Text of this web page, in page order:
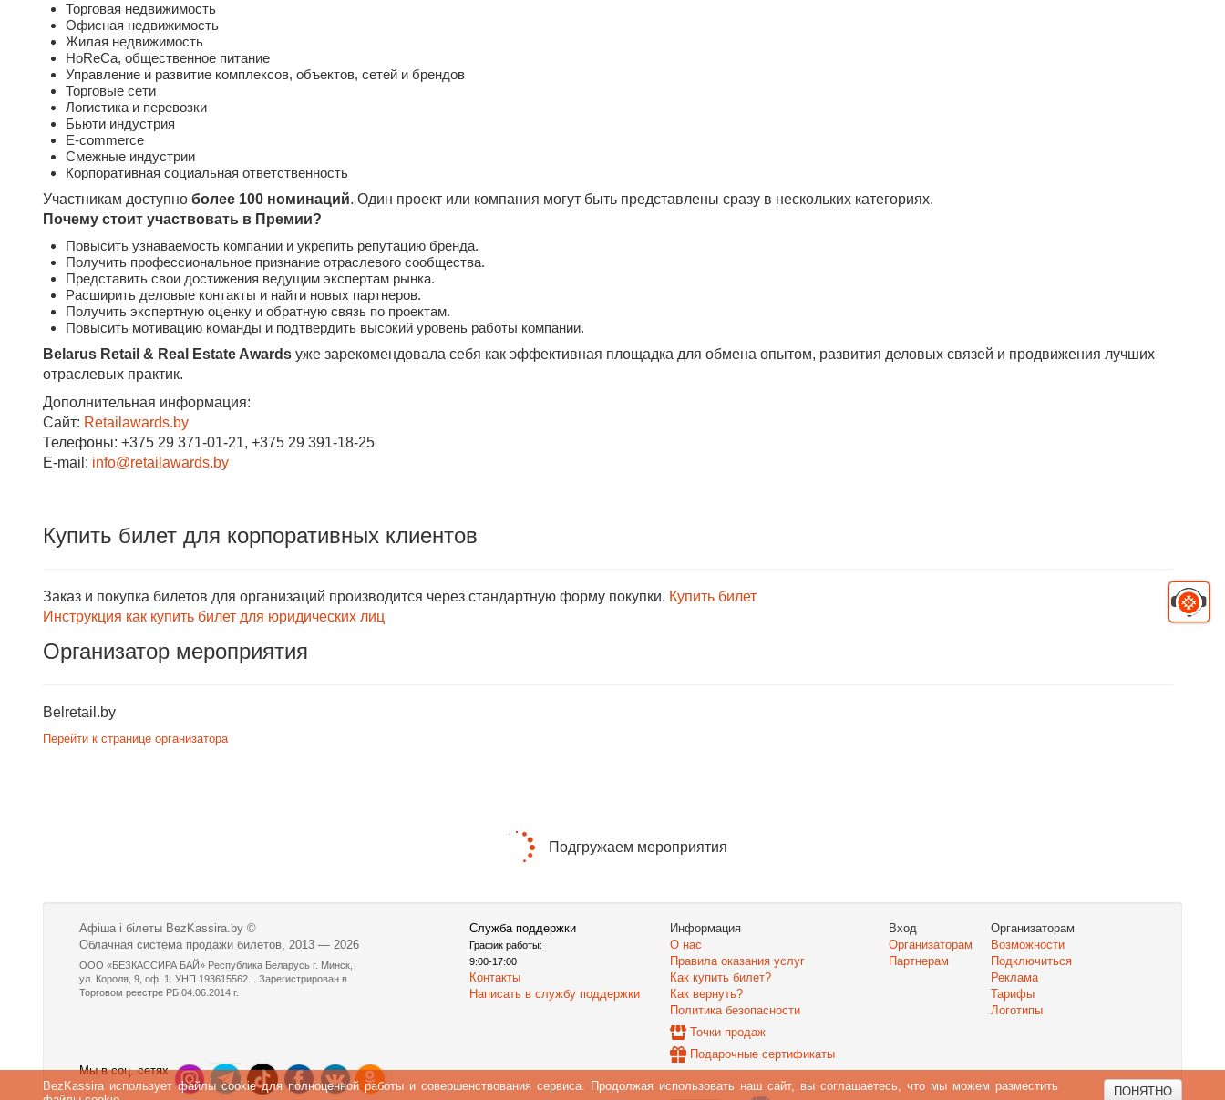
BezKassira использует файлы cookie для полноценной работы и совершенствования сервиса. Продолжая использовать наш сайт, вы соглашаетесь, что мы можем разместить
ПОНЯТНО
Торговая недвижимость
Офисная недвижимость
Жилая недвижимость
HoReCa, общественное питание
Управление и развитие комплексов, объектов, сетей и брендов
Торговые сети
Логистика и перевозки
Бьюти индустрия
E-commerce
Смежные индустрии
Корпоративная социальная ответственность
Участникам доступно более 100 номинаций. Один проект или компания могут быть представлены сразу в нескольких категориях.
Почему стоит участвовать в Премии?
Повысить узнаваемость компании и укрепить репутацию бренда.
Получить профессиональное признание отраслевого сообщества.
Представить свои достижения ведущим экспертам рынка.
Расширить деловые контакты и найти новых партнеров.
Получить экспертную оценку и обратную связь по проектам.
Повысить мотивацию команды и подтвердить высокий уровень работы компании.
Belarus Retail & Real Estate Awards уже зарекомендовала себя как эффективная площадка для обмена опытом, развития деловых связей и продвижения лучших
отраслевых практик.
Дополнительная информация:
Сайт: Retailawards.by
Телефоны: +375 29 371-01-21, +375 29 391-18-25
E-mail: info@retailawards.by
Купить билет для корпоративных клиентов
Заказ и покупка билетов для организаций производится через стандартную форму покупки. Купить билет
Инструкция как купить билет для юридических лиц
Организатор мероприятия
Belretail.by
Перейти к странице организатора
Подгружаем мероприятия
Афіша і білеты BezKassira.by ©
Облачная система продажи билетов, 2013 — 2026
ООО «БЕЗКАССИРА БАЙ» Республика Беларусь г. Минск,
ул. Короля, 9, оф. 1. УНП 193615562. . Зарегистрирован в
Торговом реестре РБ 04.06.2014 г.
Служба поддержки
График работы:
9:00-17:00
Контакты
Написать в службу поддержки
Информация
О нас
Правила оказания услуг
Как купить билет?
Как вернуть?
Политика безопасности
Точки продаж
Подарочные сертификаты
Вход
Организаторам
Партнерам
Организаторам
Возможности
Подключиться
Реклама
Тарифы
Логотипы
Мы в соц. сетях